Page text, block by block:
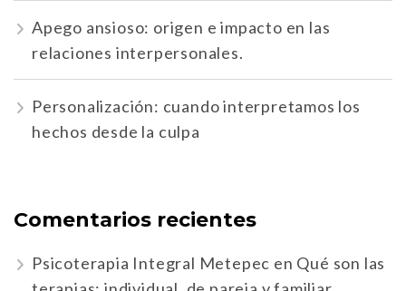
Apego ansioso: origen e impacto en las
relaciones interpersonales.
Personalización: cuando interpretamos los
hechos desde la culpa
Comentarios recientes
Psicoterapia Integral Metepec en Qué son las